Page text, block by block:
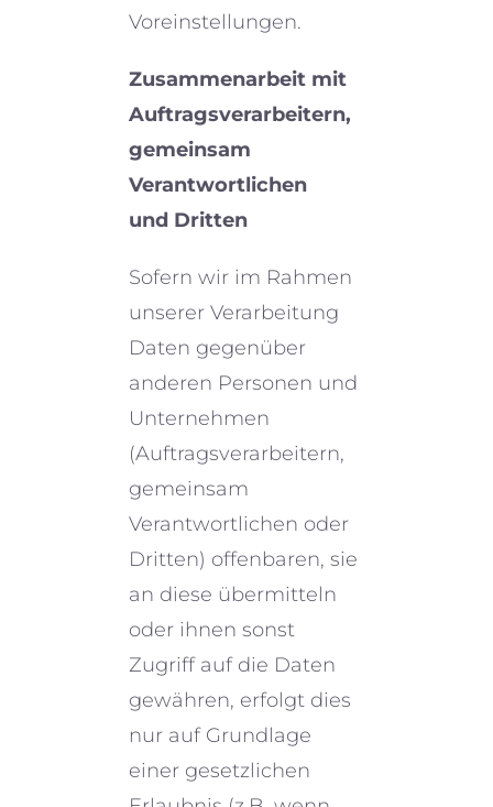
Voreinstellungen.
Zusammenarbeit mit
Auftragsverarbeitern,
gemein­sam
Verantwortlichen
und Dritten
Sofern wir im Rahmen
unserer Verarbeitung
Daten gegen­über
anderen Personen und
Unternehmen
(Auftragsverarbeitern,
gemein­sam
Verantwortlichen oder
Dritten) offen­ba­ren, sie
an diese übermit­teln
oder ihnen sonst
Zugriff auf die Daten
gewäh­ren, erfolgt dies
nur auf Grundlage
einer gesetz­li­chen